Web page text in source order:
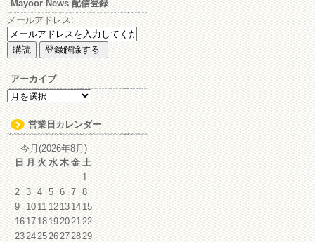
Mayoor News 配信登録
メールアドレス:
アーカイブ
ア
ー
カ
イ
ブ
営業日カレンダー
今月(2026年8月)
日 月 火 水 木 金 土
1
2 3 4 5 6 7 8
9 1011 12131415
16171819202122
23242526272829